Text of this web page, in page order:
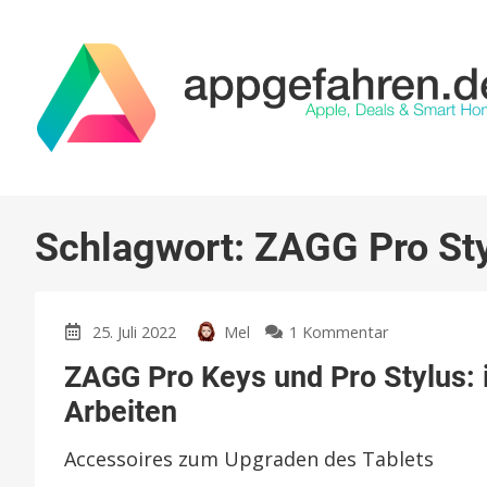
Schlagwort: ZAGG Pro
25. Juli 2022 Mel 1 Kommentarzu
Pro
Pro
Stylus:
ZAGG Pro Keys und Pro
Arbeiten
Accessoires zum Upgraden des Tablets